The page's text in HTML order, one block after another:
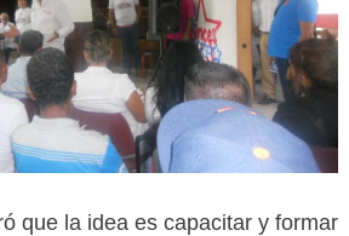
que la idea es capacitar y formar